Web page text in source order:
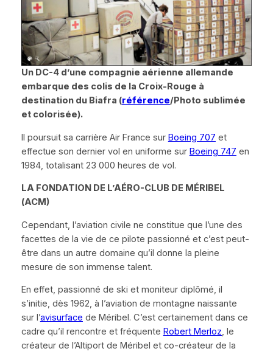
Un DC-4 d’une compagnie aérienne allemande
embarque des colis de la Croix-Rouge à
destination du Biafra (référence/Photo sublimée
et colorisée).
Il poursuit sa carrière Air France sur Boeing 707 et
effectue son dernier vol en uniforme sur Boeing 747 en
1984, totalisant 23 000 heures de vol.
LA FONDATION DE L’A É RO-CLUB DE M É RIBEL
(ACM)
Cependant, l’aviation civile ne constitue que l’une des
facettes de la vie de ce pilote passionné et c’est peut-
être dans un autre domaine qu’il donne la pleine
mesure de son immense talent.
En effet, passionné de ski et moniteur diplômé, il
s’initie, dès 1962, à l’aviation de montagne naissante
sur l’avisurface de Méribel. C’est certainement dans ce
cadre qu’il rencontre et fréquente Robert Merloz, le
créateur de l’Altiport de Méribel et co-créateur de la